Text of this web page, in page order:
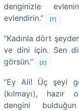
denginizle
evlendirin.”
[1]
“Kadınla dört
ve dini için. Sen
görsün.”
[2]
“Ey Ali! Üç şeyi
(kılmayı), hazır
dengini